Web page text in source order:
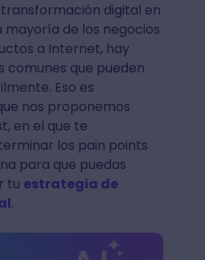
digital en
de los negocios
a Internet, hay
comunes que pueden
Eso es
nos proponemos
en el que te
los pain points
para que puedas
tu estrategia de
.